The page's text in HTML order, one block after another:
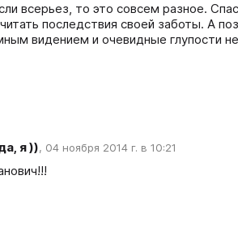
всерьез, то это совсем разное.
последствия своей заботы. А
видением и очевидные глупости
я )), 04 ноября 2014 г. в 10:21